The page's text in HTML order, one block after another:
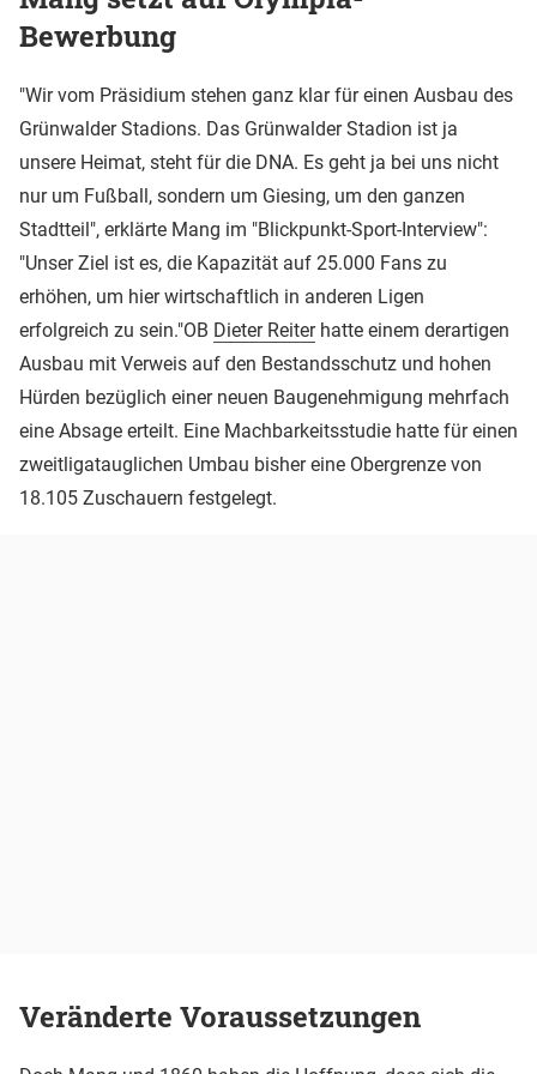
Bewerbung
"Wir vom Präsidium stehen ganz klar für einen Ausbau des
Grünwalder Stadions. Das Grünwalder Stadion ist ja
unsere Heimat, steht für die DNA. Es geht ja bei uns nicht
nur um Fußball, sondern um Giesing, um den ganzen
Stadtteil", erklärte Mang im "Blickpunkt-Sport-Interview":
"Unser Ziel ist es, die Kapazität auf 25.000 Fans zu
erhöhen, um hier wirtschaftlich in anderen Ligen
erfolgreich zu sein."OB Dieter Reiterhatte einem derartigen
Ausbau mit Verweis auf den Bestandsschutz und hohen
Hürden bezüglich einer neuen Baugenehmigung mehrfach
eine Absage erteilt. Eine Machbarkeitsstudie hatte für einen
zweitligatauglichen Umbau bisher eine Obergrenze von
18.105 Zuschauern festgelegt.
Veränderte Voraussetzungen